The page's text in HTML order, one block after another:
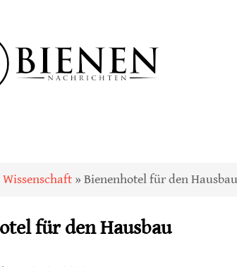
Wissenschaft » Bienenhotel für den Hausbau
für den Hausbau